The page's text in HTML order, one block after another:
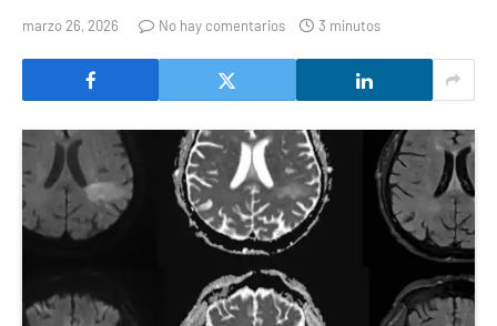
marzo 26, 2026 No hay comentarios 3 minutos